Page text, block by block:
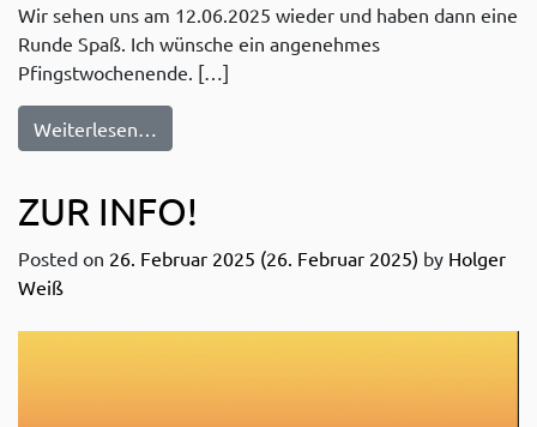
Wir sehen uns am 12.06.2025 wieder und haben dann eine
Runde Spaß. Ich wünsche ein angenehmes
Pfingstwochenende. […]
Weiterlesen…
ZUR INFO!
Posted on 26. Februar 2025 (26. Februar 2025) by Holger
Weiß